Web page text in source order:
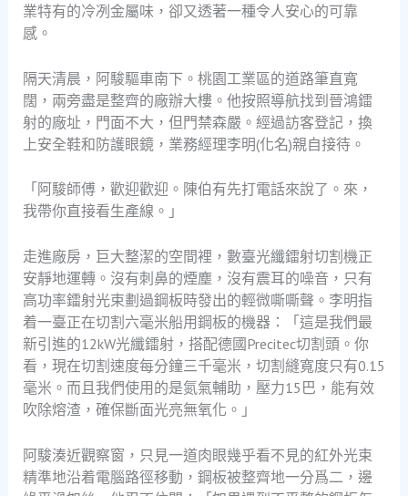
業特有的冷冽金屬味，卻又透著一種令人安心的可靠
感。
隔天清晨，阿駿驅車南下。桃園工業區的道路筆直寬
闊，兩旁盡是整齊的廠辦大樓。他按照導航找到晉鴻鐳
射的廠址，門面不大，但門禁森嚴。經過訪客登記，換
上安全鞋和防護眼鏡，業務經理李明(化名)親自接待。
「阿駿師傅，歡迎歡迎。陳伯有先打電話來說了。來，
我帶你直接看生產線。」
走進廠房，巨大整潔的空間裡，數臺光纖鐳射切割機正
安靜地運轉。沒有刺鼻的煙塵，沒有震耳的噪音，只有
高功率鐳射光束劃過鋼板時發出的輕微嘶嘶聲。李明指
着一臺正在切割六毫米船用鋼板的機器：「這是我們最
新引進的12kW光纖鐳射，搭配德國Precitec切割頭。你
看，現在切割速度每分鐘三千毫米，切割縫寬度只有0.15
毫米。而且我們使用的是氮氣輔助，壓力15巴，能有效
吹除熔渣，確保斷面光亮無氧化。」
阿駿湊近觀察窗，只見一道肉眼幾乎看不見的紅外光束
精準地沿着電腦路徑移動，鋼板被整齊地一分爲二，邊